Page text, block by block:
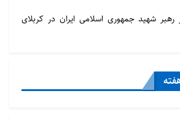
شهید جمهوری اسلامی ایران در کربلای